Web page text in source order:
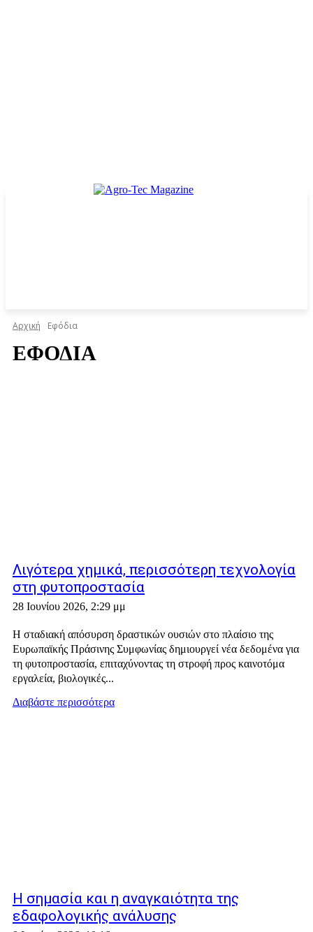
Αρχική Εφόδια
ΕΦΌΔΙΑ
Λιγότερα χημικά, περισσότερη τεχνολογία
στη φυτοπροστασία
28 Ιουνίου 2026, 2:29 μμ
Η σταδιακή απόσυρση δραστικών ουσιών στο πλαίσιο της
Ευρωπαϊκής Πράσινης Συμφωνίας δημιουργεί νέα δεδομένα για
τη φυτοπροστασία, επιταχύνοντας τη στροφή προς καινοτόμα
εργαλεία, βιολογικές...
Διαβάστε περισσότερα
Η σημασία και η αναγκαιότητα της
εδαφολογικής ανάλυσης